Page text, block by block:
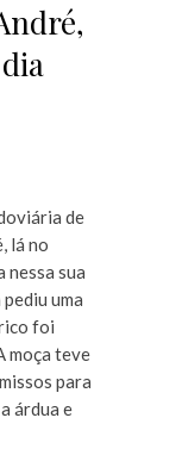
de
lá no
nessa sua
uma
foi
moça teve
para
árdua e